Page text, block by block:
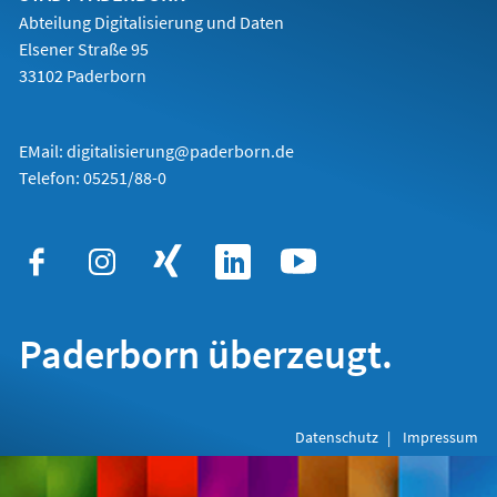
Abteilung Digitalisierung und Daten
Elsener Straße 95
33102 Paderborn
EMail: digitalisierung@paderborn.de
Telefon: 05251/88-0
Paderborn überzeugt.
Datenschutz Impressum